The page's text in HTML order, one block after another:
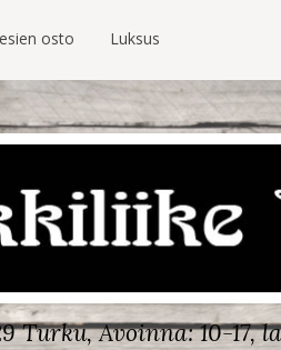
osto Luksus
Turku, Avoinna: 10-17, la